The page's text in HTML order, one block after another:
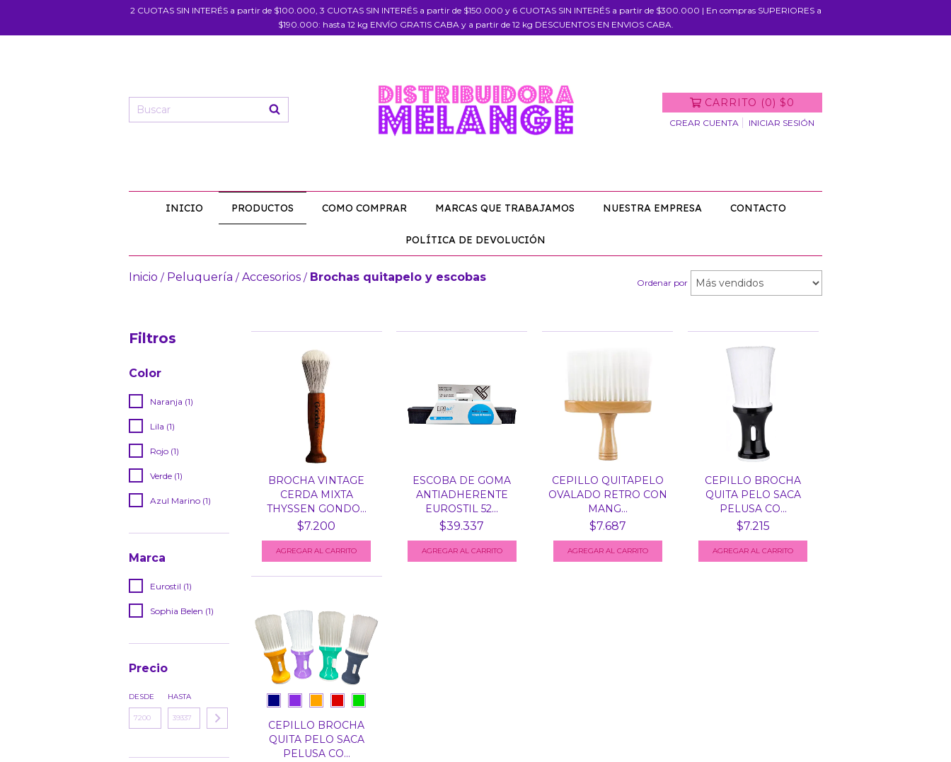
2 CUOTAS SIN INTERÉS a partir de $100.000, 3 CUOTAS SIN INTERÉS a partir de $150.000 y 6 CUOTAS SIN INTERÉS a partir de $300.000 | En compras SUPERIORES a
$190.000: hasta 12 kg ENVÍO GRATIS CABA y a partir de 12 kg DESCUENTOS EN ENVIOS CABA.
CARRITO (0) $0
CREAR CUENTA INICIAR SESIÓN
INICIO PRODUCTOS COMO COMPRAR MARCAS QUE TRABAJAMOS NUESTRA EMPRESA CONTACTO
POLÍTICA DE DEVOLUCIÓN
Inicio / Peluquería / Accesorios / Brochas quitapelo y escobas Ordenar por
Filtros
Color
Naranja (1)
Lila (1)
Rojo (1)
Verde (1)
Azul Marino (1)
Marca
Eurostil (1)
Sophia Belen (1)
Precio
DESDE HASTA
BROCHA VINTAGE
CERDA MIXTA
THYSSEN GONDO...
$7.200
ESCOBA DE GOMA
ANTIADHERENTE
EUROSTIL 52...
$39.337
CEPILLO QUITAPELO
OVALADO RETRO CON
MANG...
$7.687
CEPILLO BROCHA
QUITA PELO SACA
PELUSA CO...
$7.215
CEPILLO BROCHA
QUITA PELO SACA
PELUSA CO...